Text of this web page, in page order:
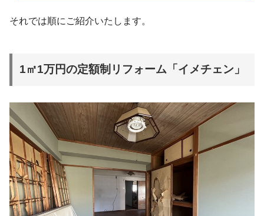
それでは順にご紹介いたします。
1㎡1万円の定額制リフォーム「イメチェン」